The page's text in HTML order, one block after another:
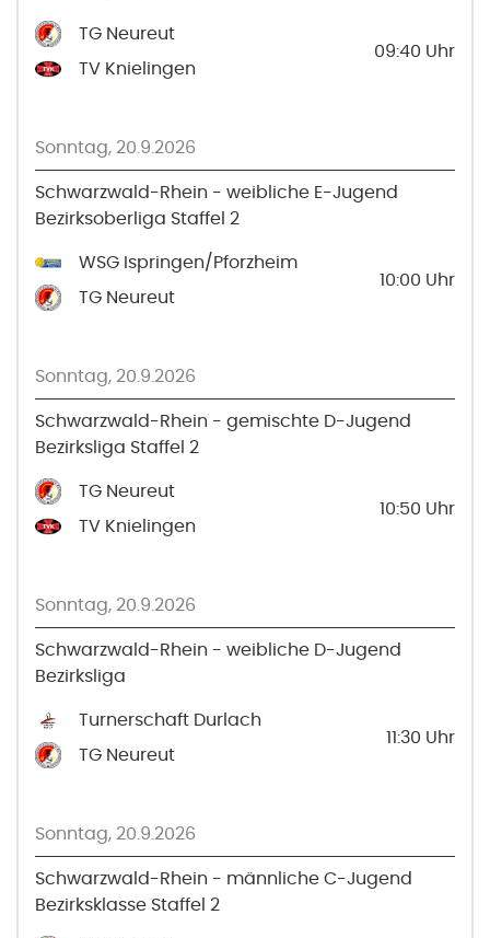
TG Neureut
TV Knielingen
09:40 Uhr
Sonntag, 20.9.2026
Schwarzwald-Rhein - weibliche E-Jugend
Bezirksoberliga Staffel 2
WSG Ispringen/Pforzheim
TG Neureut
10:00 Uhr
Sonntag, 20.9.2026
Schwarzwald-Rhein - gemischte D-Jugend
Bezirksliga Staffel 2
TG Neureut
TV Knielingen
10:50 Uhr
Sonntag, 20.9.2026
Schwarzwald-Rhein - weibliche D-Jugend
Bezirksliga
Turnerschaft Durlach
TG Neureut
11:30 Uhr
Sonntag, 20.9.2026
Schwarzwald-Rhein - männliche C-Jugend
Bezirksklasse Staffel 2